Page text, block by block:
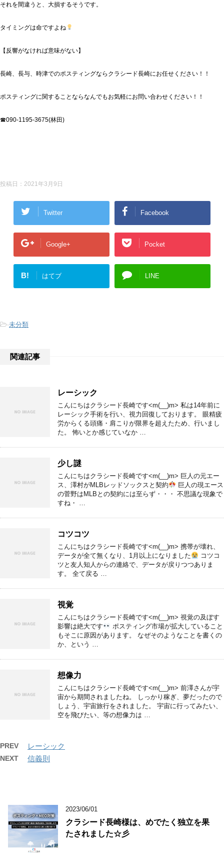
それを間違うと、大損するそうです。
タイミングは命ですよね
【反響がなければ意味がない】
長崎、長与、時津でのポスティングならクラシード長崎にお任せください！！
ポスティングに関することならなんでもお気軽にお問い合わせください！！
☎090-1195-3675(林田)
投稿日： 2021年3月9日
Twitter Facebook
Google+ Pocket
B! はてブ LINE
-未分類
関連記事
レーシック
こんにちはクラシード長崎です<m(__)m> 私は14年前に
レーシック手術を行い、視力回復しております。 眼精疲
労からくる頭痛・肩こりが限界を超えたため、行いまし
た。 怖いとか感じていなか …
少し謎
こんにちはクラシード長崎です<m(__)m> 巨人の元エー
ス、澤村がMLBレッドソックスと契約
巨人の現エース
の菅野はMLBとの契約には至らず・・・ 不思議な現象で
すね・ …
コツコツ
こんにちはクラシード長崎です<m(__)m> 携帯が壊れ、
データが全て無くなり、1月以上になりました
コツコ
ツと友人知人からの連絡で、データが戻りつつありま
す。 全て戻る …
視覚
こんにちはクラシード長崎です<m(__)m> 視覚の及ぼす
影響は絶大です
ポスティング市場が拡大していること
もそこに原因があります。 なぜそのようなことを書くの
か、という …
想像力
こんにちはクラシード長崎です<m(__)m> 前澤さんが宇
宙から期間されましたね。 しっかり稼ぎ、夢だったので
しょう、宇宙旅行をされました。 宇宙に行ってみたい、
空を飛びたい、等の想像力は …
PREV レーシック
NEXT 信義則
2023/06/01
クラシード長崎様は、めでたく独立を果
たされました☆彡